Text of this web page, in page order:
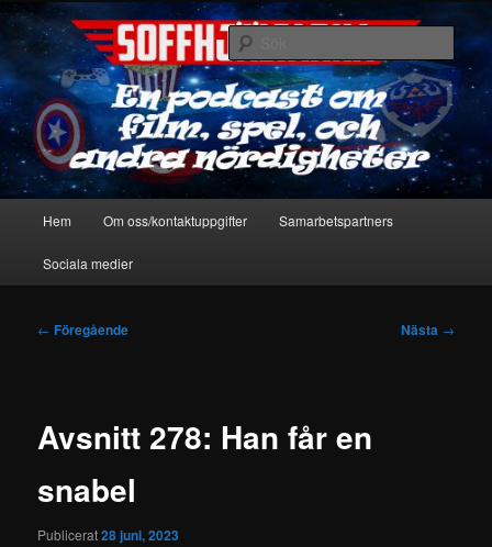
Hoppa
primärt
innehållSoffhjältarna
En podcast om film, spel & andra nördigheter
Sök
Hem Om oss/kontaktuppgifter Samarbetspartners
Sociala medier
Inläggsnavigering
← Föregående Nästa →
Avsnitt 278: Han får en
snabel
Publicerat28 juni, 2023